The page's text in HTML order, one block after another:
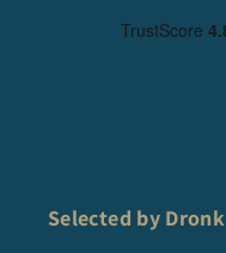
Selected by Dronk